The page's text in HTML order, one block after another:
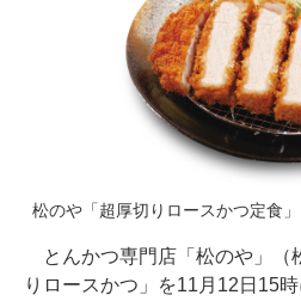
松のや「超厚切りロースかつ定食」
とんかつ専門店「松のや」（
りロースかつ」を11月12日15時